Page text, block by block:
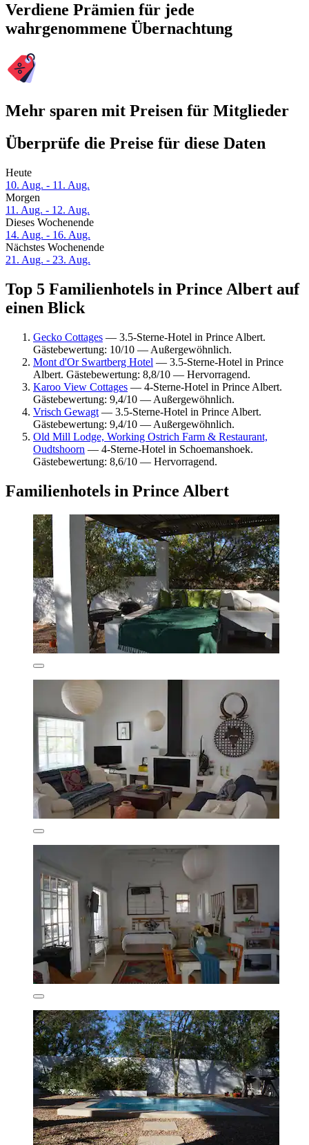
Verdiene Prämien für jede
wahrgenommene Übernachtung
Mehr sparen mit Preisen für Mitglieder
Überprüfe die Preise für diese Daten
Heute
10. Aug. - 11. Aug.
Morgen
11. Aug. - 12. Aug.
Dieses Wochenende
14. Aug. - 16. Aug.
Nächstes Wochenende
21. Aug. - 23. Aug.
Top 5 Familienhotels in Prince Albert auf
einen Blick
Gecko Cottages — 3.5-Sterne-Hotel in Prince Albert.
Gästebewertung: 10/10 — Außergewöhnlich.
Mont d'Or Swartberg Hotel — 3.5-Sterne-Hotel in Prince
Albert. Gästebewertung: 8,8/10 — Hervorragend.
Karoo View Cottages — 4-Sterne-Hotel in Prince Albert.
Gästebewertung: 9,4/10 — Außergewöhnlich.
Vrisch Gewagt — 3.5-Sterne-Hotel in Prince Albert.
Gästebewertung: 9,4/10 — Außergewöhnlich.
Old Mill Lodge, Working Ostrich Farm & Restaurant,
Oudtshoorn — 4-Sterne-Hotel in Schoemanshoek.
Gästebewertung: 8,6/10 — Hervorragend.
Familienhotels in Prince Albert